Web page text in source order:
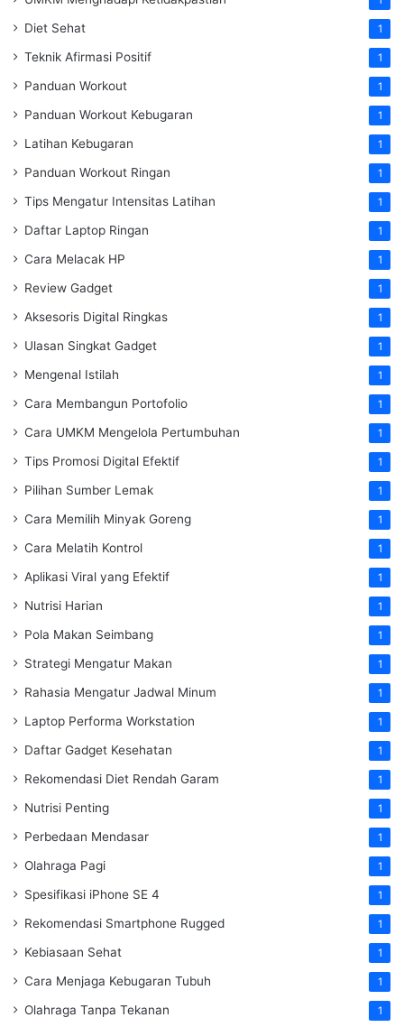
Diet Sehat 1
Teknik Afirmasi Positif 1
Panduan Workout 1
Panduan Workout Kebugaran 1
Latihan Kebugaran 1
Panduan Workout Ringan 1
Tips Mengatur Intensitas Latihan 1
Daftar Laptop Ringan 1
Cara Melacak HP 1
Review Gadget 1
Aksesoris Digital Ringkas 1
Ulasan Singkat Gadget 1
Mengenal Istilah 1
Cara Membangun Portofolio 1
Cara UMKM Mengelola Pertumbuhan 1
Tips Promosi Digital Efektif 1
Pilihan Sumber Lemak 1
Cara Memilih Minyak Goreng 1
Cara Melatih Kontrol 1
Aplikasi Viral yang Efektif 1
Nutrisi Harian 1
Pola Makan Seimbang 1
Strategi Mengatur Makan 1
Rahasia Mengatur Jadwal Minum 1
Laptop Performa Workstation 1
Daftar Gadget Kesehatan 1
Rekomendasi Diet Rendah Garam 1
Nutrisi Penting 1
Perbedaan Mendasar 1
Olahraga Pagi 1
Spesifikasi iPhone SE 4 1
Rekomendasi Smartphone Rugged 1
Kebiasaan Sehat 1
Cara Menjaga Kebugaran Tubuh 1
Olahraga Tanpa Tekanan 1